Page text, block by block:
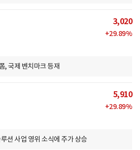
3,020
+29.89%
, 국제 벤치마크 등재
5,910
+29.89%
션 사업 영위 소식에 주가 상승